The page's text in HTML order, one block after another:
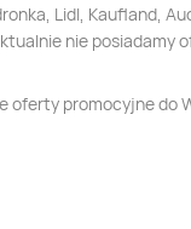
Lidl, Kaufland,
nie posiadamy
oferty promocyjne do